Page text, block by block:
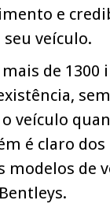
e
veículo.
de 1300
veículo
é claro
de